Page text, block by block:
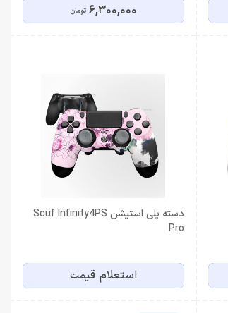
6,300,000 تومان
دسته پلی استیشن Scuf Infinity4PS
Pro
استعلام قیمت